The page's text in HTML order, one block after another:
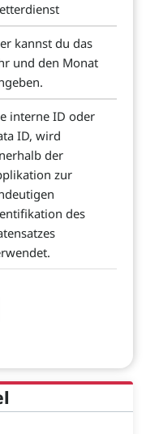
kannst du das
und den Monat
interne ID oder
ID, wird
der
zur
des